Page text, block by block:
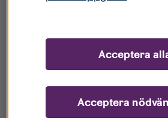
Acceptera
Acceptera